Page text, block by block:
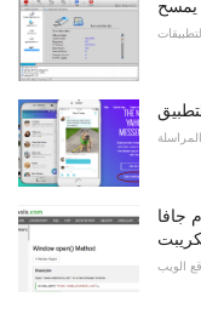
جافا
الويب